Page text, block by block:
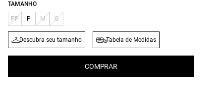
TAMANHO
PP P M G
Descubra seu tamanho Tabela de Medidas
COMPRAR